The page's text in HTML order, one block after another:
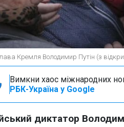
Кремля Володимир Путін (з
Вимкни хаос міжнародних
РБК-Україна у Google
диктатор